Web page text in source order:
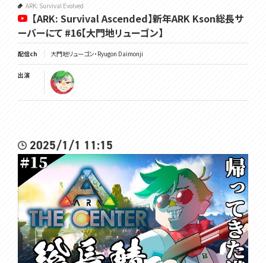
ARK: Survival Evolved
【ARK: Survival Ascended】新年ARK Kson総長サ
ーバーにて #16【大門地リューゴン】
配信ch 大門地リューゴン・Ryugon Daimonji
出演
2025/1/1 11:15